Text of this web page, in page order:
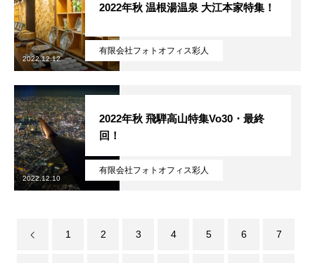
ンラインアジト】
無料で登録したい企業様はこちら
有限会社フォトオフィス彩人
2022年秋 温根湯温泉 大江本家特集！
2022.12.12
有限会社フォトオフィス彩人
2022年秋 飛騨高山特集Vo30・最終
回！
2022.12.10
1 2 3 4 5 6 7